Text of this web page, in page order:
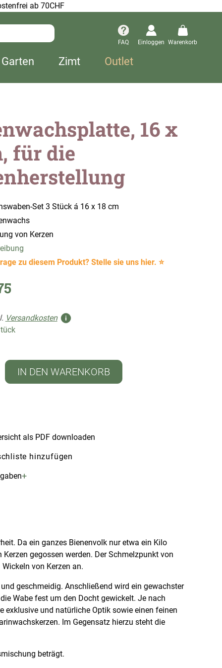
ab 70CHF
FAQ Einloggen Warenkorb
Zimt Outlet
16 x
für die
Set 3 Stück á 16 x 18 cm
von Kerzen
zu diesem Produkt? Stelle sie uns hier. ⭐
Versandkosten
IN DEN WARENKORB
als PDF downloaden
hinzufügen
+
Da ein ganzes Bienenvolk nur etwa ein Kilo
gegossen werden. Der Schmelzpunkt von
von Kerzen an.
geschmeidig. Anschließend wird ein gewachster
Wabe fest um den Docht gewickelt. Je nach
exklusive und natürliche Optik sowie einen feinen
Im Gegensatz hierzu steht die
beträgt.